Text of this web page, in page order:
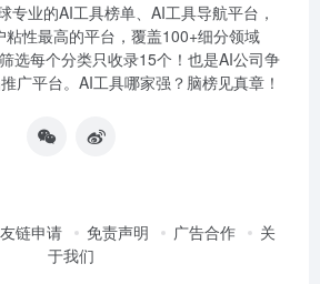
专业的AI工具榜单、AI工具导航平台，
粘性最高的平台，覆盖100+细分领域
选每个分类只收录15个！也是AI公司争
广平台。AI工具哪家强？脑榜见真章！
友链申请 免责声明 广告合作
关
于我们